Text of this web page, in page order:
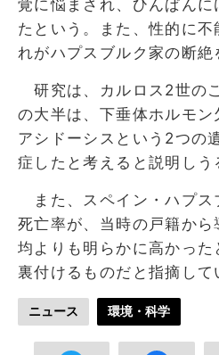
覚に悩まされ、ひんぱん
たという。また、性的に不
れがハプスブルク家の断絶
研究は、カルロス2世の
の大半は、下垂体ホルモ
アシドーシスという2つの
症したと考えると説明しう
また、スペイン・ハプス
死亡率が、当時の戸籍か
均よりも明らかに高かっ
裏付けるものだと指摘し
ニュース 環境・科学